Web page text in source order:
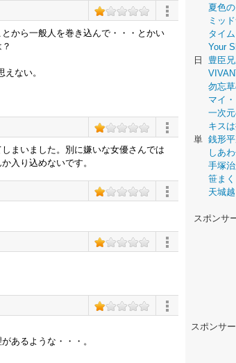
から一般人を巻き込んで・・・とかい
ない。
まいました。別に嫌いな女優さんでは
入り込めないです。
あるような・・・。
夏色
ミッ
タイ
Your
日
豊臣
勿忘
マイ
一次
キス
単 銭形
しあ
手塚
笹ま
天城
スポンサ
スポンサ